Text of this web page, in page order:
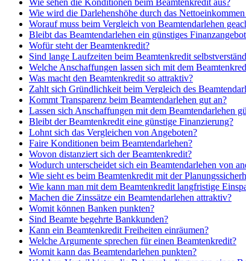
Wie wird die Darlehenshöhe durch das
Worauf muss beim Vergleich von Beamtendarlehen
Bleibt das Beamtendarlehen ein günstiges
Wofür steht der Beamtenkredit?
Sind lange Laufzeiten beim Beamtenkredit
Welche Anschaffungen lassen sich mit dem
Was macht den Beamtenkredit so attraktiv?
Zahlt sich Gründlichkeit beim Vergleich des
Kommt Transparenz beim Beamtendarlehen gut an?
Lassen sich Anschaffungen mit dem Beamtendarlehen
Bleibt der Beamtenkredit eine günstige Finanzierung?
Lohnt sich das Vergleichen von Angeboten?
Faire Konditionen beim Beamtendarlehen?
Wovon distanziert sich der Beamtenkredit?
Wodurch unterscheidet sich ein Beamtendarlehen von
Wie sieht es beim Beamtenkredit mit der
Wie kann man mit dem Beamtenkredit langfristige
Machen die Zinssätze ein Beamtendarlehen attraktiv?
Womit können Banken punkten?
Sind Beamte begehrte Bankkunden?
Kann ein Beamtenkredit Freiheiten einräumen?
Welche Argumente sprechen für einen Beamtenkredit?
Womit kann das Beamtendarlehen punkten?